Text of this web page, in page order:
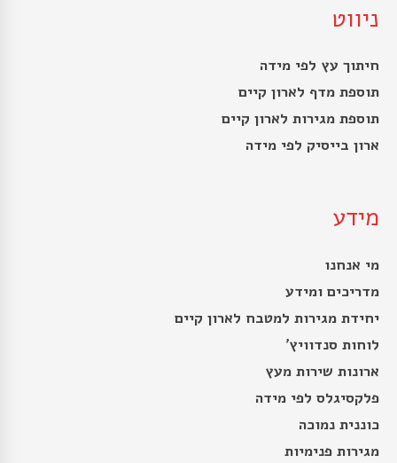
ניווט
חיתוך עץ לפי מידה
תוספת מדף לארון קיים
תוספת מגירות לארון קיים
ארון בייסיק לפי מידה
מידע
מי אנחנו
מדריכים ומידע
יחידת מגירות למטבח לארון קיים
לוחות סנדוויץ’
ארונות שירות מעץ
פלקסיגלס לפי מידה
כוננית נמוכה
מגירות פנימיות